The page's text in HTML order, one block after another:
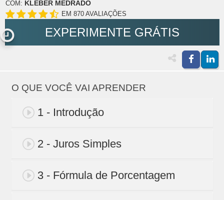
COM: KLEBER MEDRADO
EM 870 AVALIAÇÕES
EXPERIMENTE GRÁTIS
O QUE VOCÊ VAI APRENDER
1 - Introdução
2 - Juros Simples
3 - Fórmula de Porcentagem